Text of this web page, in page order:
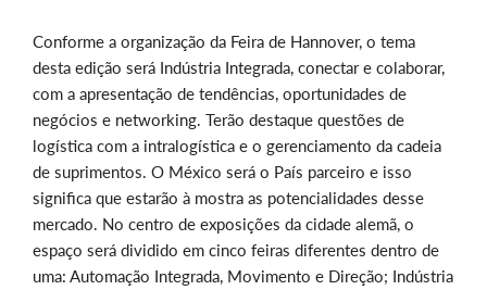
Conforme a organização da Feira de Hannover, o tema
desta edição será Indústria Integrada, conectar e colaborar,
com a apresentação de tendências, oportunidades de
negócios e networking. Terão destaque questões de
logística com a intralogística e o gerenciamento da cadeia
de suprimentos. O México será o País parceiro e isso
significa que estarão à mostra as potencialidades desse
mercado. No centro de exposições da cidade alemã, o
espaço será dividido em cinco feiras diferentes dentro de
uma: Automação Integrada, Movimento e Direção; Indústria